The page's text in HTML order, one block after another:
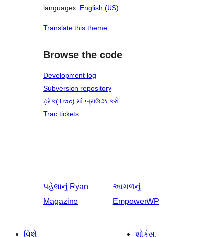
languages: English (US).
Translate this theme
Browse the code
Development log
Subversion repository
ટ્રૅક(Trac) માં બ્રાઉઝ કરો
Trac tickets
પહેલાનું Ryan
Magazine
આગળનું
EmpowerWP
વિશે
શોકેસ.